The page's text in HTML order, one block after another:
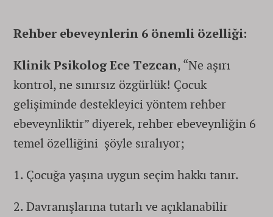
Rehber ebeveynlerin 6 önemli özelliği:
Klinik Psikolog Ece Tezcan, “Ne aşırı
kontrol, ne sınırsız özgürlük! Çocuk
gelişiminde destekleyici yöntem rehber
ebeveynliktir” diyerek, rehber ebeveynliğin 6
temel özelliğini şöyle sıralıyor;
1. Çocuğa yaşına uygun seçim hakkı tanır.
2. Davranışlarına tutarlı ve açıklanabilir